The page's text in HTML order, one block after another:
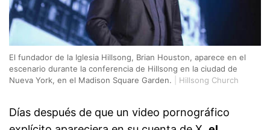
El fundador de la Iglesia Hillsong, Brian Houston, aparece en el
escenario durante la conferencia de Hillsong en la ciudad de
Nueva York, en el Madison Square Garden.
Hillsong Church
Días después de que un video pornográfico